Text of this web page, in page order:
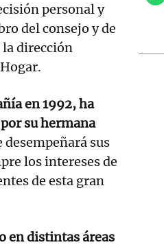
personal y
del consejo y de
dirección
en 1992, ha
su hermana
desempeñará sus
los intereses de
de esta gran
en distintas áreas